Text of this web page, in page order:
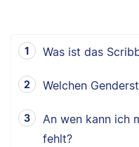
Was ist das
Welchen
An wen kann ich
fehlt?